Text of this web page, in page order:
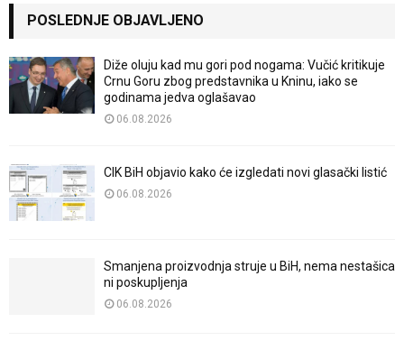
POSLEDNJE OBJAVLJENO
Diže oluju kad mu gori pod nogama: Vučić kritikuje
Crnu Goru zbog predstavnika u Kninu, iako se
godinama jedva oglašavao
06.08.2026
CIK BiH objavio kako će izgledati novi glasački listić
06.08.2026
Smanjena proizvodnja struje u BiH, nema nestašica
ni poskupljenja
06.08.2026